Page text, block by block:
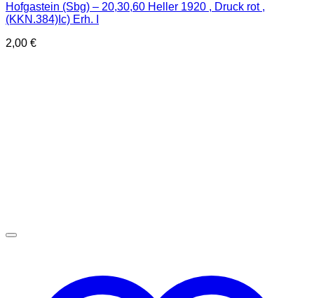
Hofgastein (Sbg) – 20,30,60 Heller 1920 , Druck rot ,
(KKN.384)Ic) Erh. I
2,00 €